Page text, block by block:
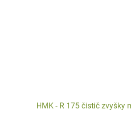
HMK - R 175 čistič zvyšky